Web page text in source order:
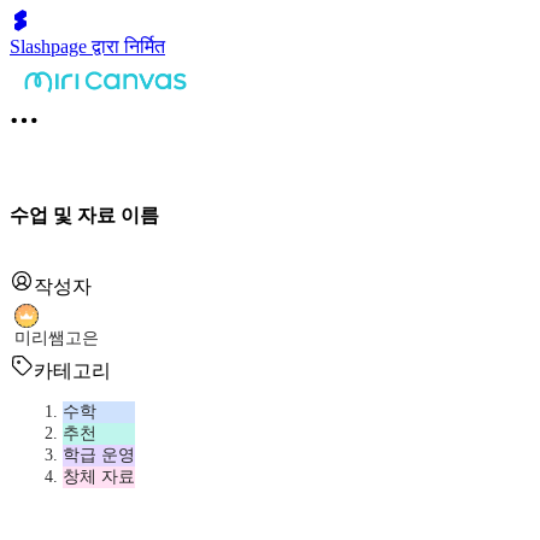
Slashpage द्वारा निर्मित
수업 및 자료 이름
작성자
미리쌤고은
카테고리
수학
추천
학급 운영
창체 자료